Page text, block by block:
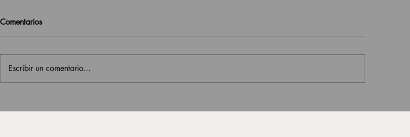
Comentarios
Escribir un comentario...